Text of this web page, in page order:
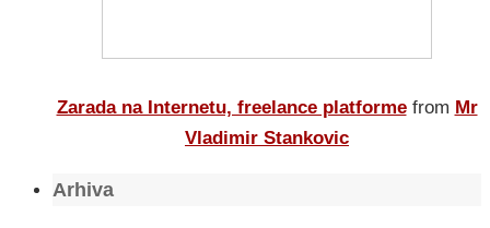
Zarada na Internetu, freelance platforme from Mr
Vladimir Stankovic
Arhiva